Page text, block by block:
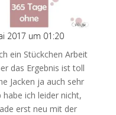
2017 um 01:20
ein Stückchen Arbeit
das Ergebnis ist toll
Jacken ja auch sehr
ich leider nicht,
erst neu mit der